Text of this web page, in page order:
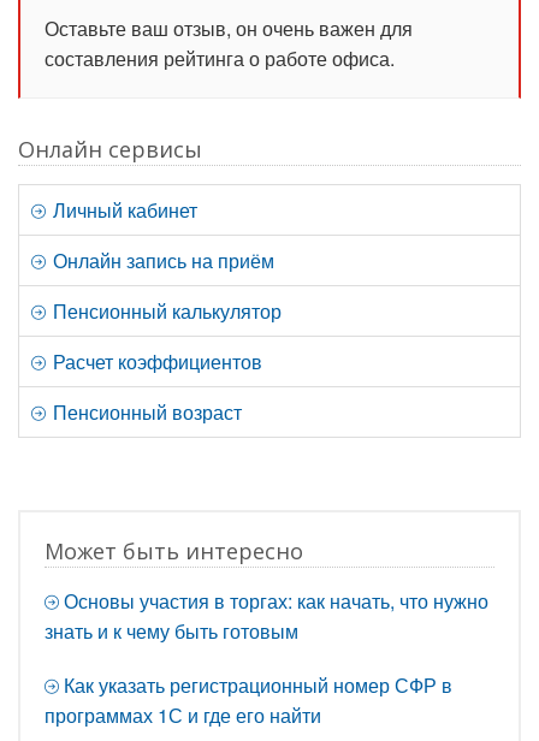
Оставьте ваш отзыв, он очень важен для
составления рейтинга о работе офиса.
Онлайн сервисы
Личный кабинет
Онлайн запись на приём
Пенсионный калькулятор
Расчет коэффициентов
Пенсионный возраст
Может быть интересно
Основы участия в торгах: как начать, что нужно
знать и к чему быть готовым
Как указать регистрационный номер СФР в
программах 1С и где его найти